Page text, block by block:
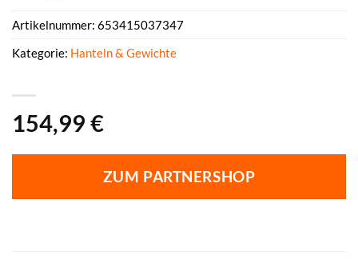
154,99 €
ZUM PARTNERSHOP
Artikelnummer: 653415037347
Kategorie: Hanteln & Gewichte